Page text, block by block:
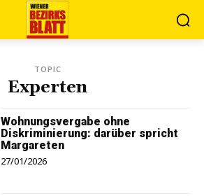
TOPIC
Experten
Wohnungsvergabe ohne
Diskriminierung: darüber spricht
Margareten
27/01/2026